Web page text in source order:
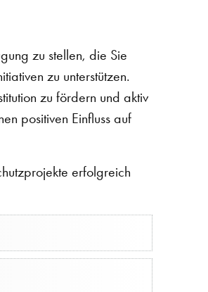
zu stellen, die Sie
zu unterstützen.
zu fördern und aktiv
positiven Einfluss auf
erfolgreich